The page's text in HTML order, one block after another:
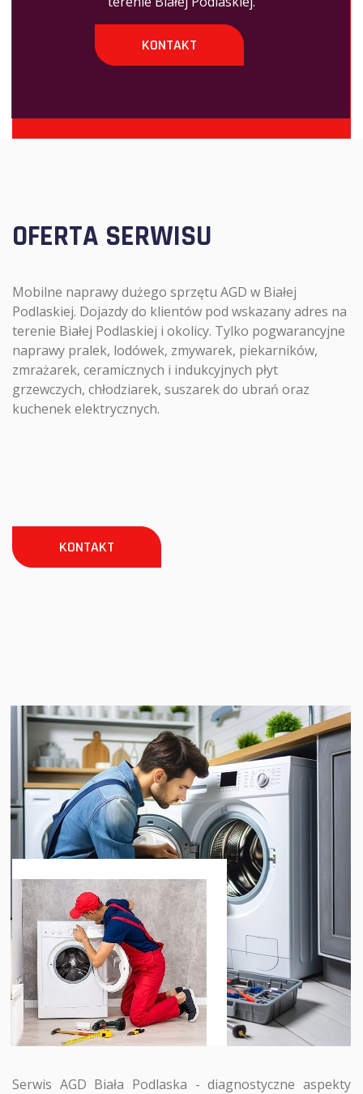
KONTAKT
OFERTA SERWISU
Mobilne naprawy dużego sprzętu AGD w Białej
Podlaskiej. Dojazdy do klientów pod wskazany adres na
terenie Białej Podlaskiej i okolicy. Tylko pogwarancyjne
naprawy pralek, lodówek, zmywarek, piekarników,
zmrażarek, ceramicznych i indukcyjnych płyt
grzewczych, chłodziarek, suszarek do ubrań oraz
kuchenek elektrycznych.
KONTAKT
Serwis AGD Biała Podlaska - diagnostyczne aspekty